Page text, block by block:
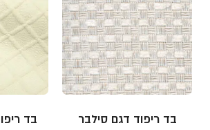
בד ריפוד דגם סילבר בד